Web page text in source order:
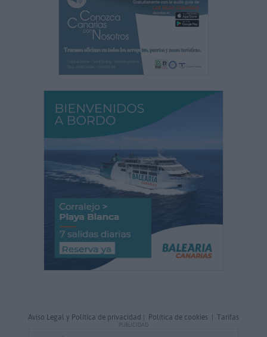
Aviso Legal y Política de privacidad | Política de cookies | Tarifas
PUBLICIDAD